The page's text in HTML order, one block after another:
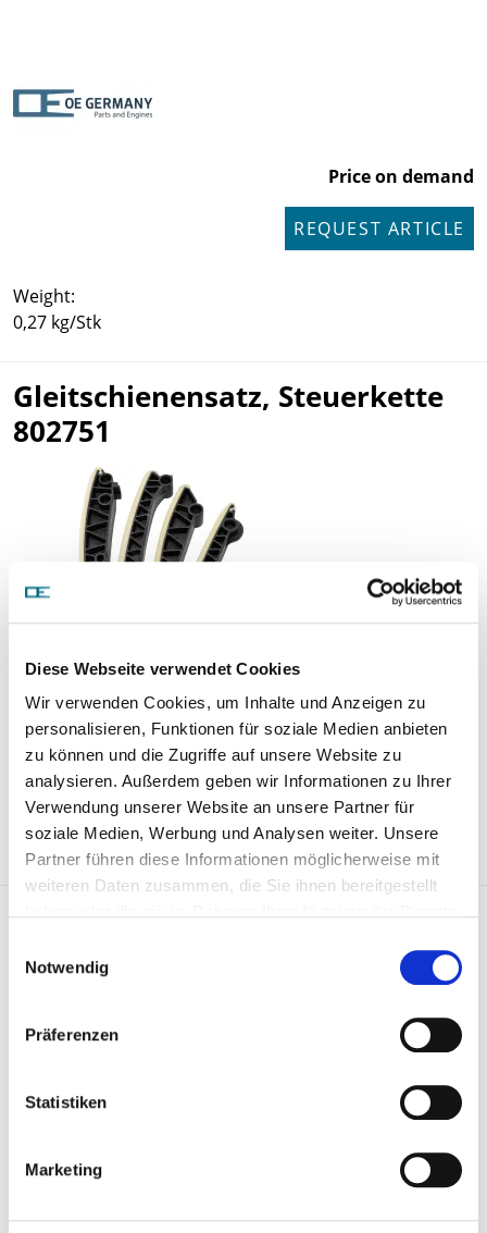
Diese Webseite verwendet Cookies
Wir verwenden Cookies, um Inhalte und Anzeigen zu
personalisieren, Funktionen für soziale Medien anbieten
zu können und die Zugriffe auf unsere Website zu
analysieren. Außerdem geben wir Informationen zu Ihrer
Verwendung unserer Website an unsere Partner für
soziale Medien, Werbung und Analysen weiter. Unsere
Partner führen diese Informationen möglicherweise mit
weiteren Daten zusammen, die Sie ihnen bereitgestellt
Notwendig
Präferenzen
Statistiken
Marketing
Price on demand
REQUEST ARTICLE
Weight:
0,27 kg/Stk
Gleitschienensatz, Steuerkette
802751
Price on demand
REQUEST ARTICLE
Gleitschiene, Steuerkette 802753